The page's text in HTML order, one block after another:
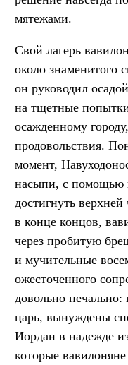
мятежами.
Свой лагерь
около знаменитого
он руководил
на тщетные
осажденному
продовольствия.
момент,
насыпи, с помощью
достигнуть
в конце концов,
через пробитую
и мучительные
ожесточенного
довольно
царь, вынуждены
Иордан в надежде
которые